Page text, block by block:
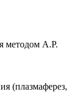
методом А.Р.
(плазмаферез,